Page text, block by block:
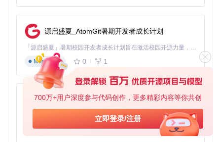
700万+用户深度参与代码创作，更多精彩内容等你共创
立即登录/注册
源启盛夏_AtomGit暑期开发者成长计划
「源启盛夏」暑期校园开发者成长计划旨在激活校园开源力量，通过积分激励、认证扶持、资源倾斜等形式，引导高校组织和开发者完成「入驻 — 建项目 — 做贡献 — 获认证 — 得资源」的完整闭环。无论你是想带领社团入驻平台的组织者，还是希望用代码贡献证明自己的开发者，都能在这里找到属于你的成长路径。
Markdown
0 1
py-xiaozhi
基于Python的Xiaozhi AI，适用于想要完整Xiaozhi体验而无需拥有专用硬件的用户。
Python
0 1